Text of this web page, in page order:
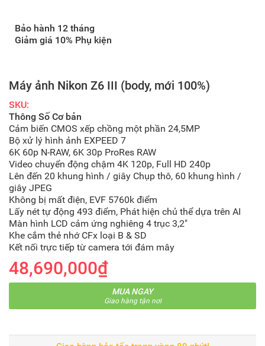
Bảo hành 12 tháng
Giảm giá 10% Phụ kiện
Máy ảnh Nikon Z6 III (body, mới 100%)
SKU:
Thông Số Cơ bản
Cảm biến CMOS xếp chồng một phần 24,5MP
Bộ xử lý hình ảnh EXPEED 7
6K 60p N-RAW, 6K 30p ProRes RAW
Video chuyển động chậm 4K 120p, Full HD 240p
Lên đến 20 khung hình / giây Chụp thô, 60 khung hình /
giây JPEG
Không bị mất điện, EVF 5760k điểm
Lấy nét tự động 493 điểm, Phát hiện chủ thể dựa trên AI
Màn hình LCD cảm ứng nghiêng 4 trục 3,2″
Khe cắm thẻ nhớ CFx loại B & SD
Kết nối trực tiếp từ camera tới đám mây
48,690,000₫
MUA NGAY
Giao hàng tận nơi